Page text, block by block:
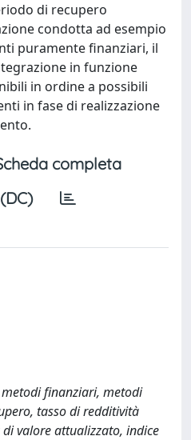
di recupero
condotta ad esempio
puramente finanziari, il
in funzione
in ordine a possibili
in fase di realizzazione
completa
finanziari, metodi
tasso di redditività
valore attualizzato, indice